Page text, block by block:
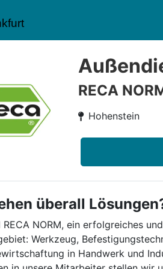
RECA
Hohenstein
überall
RECA NORM, ein erfolgreiches
Werkzeug,
in Handwerk und